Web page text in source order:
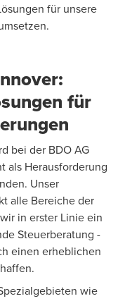
für unsere
für
bei der BDO AG
als Herausforderung
Unser
alle Bereiche der
in erster Linie ein
Steuerberatung -
einen erheblichen
wie